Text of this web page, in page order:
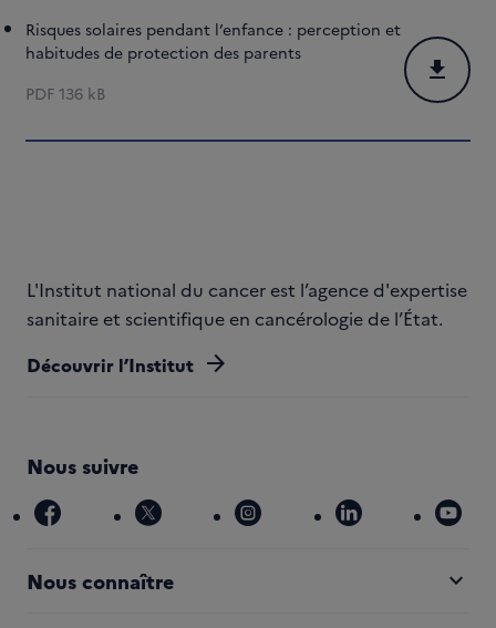
Risques solaires pendant l’enfance : perception et
habitudes de protection des parents
PDF 136 kB
L'Institut national du cancer est l’agence d'expertise
sanitaire et scientifique en cancérologie de l’État.
Découvrir l’Institut arrow_forward
Nous suivre
facebook x instagram linkedin
Nous connaître expand_more